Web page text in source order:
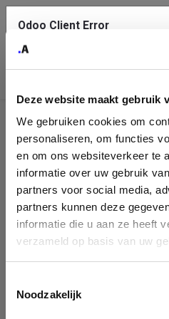
Deze website maakt gebruik
We gebruiken cookies om
personaliseren, om functies
en om ons websiteverkeer te
informatie over uw gebruik
partners voor social media,
partners kunnen deze
informatie die u aan ze heeft
verzameld op basis van uw
Noodzakelijk
Company
Identification
Please fill in your
You can search a company in our
enterprise ID. When a company is
form. If you don't find your
Odoo Client Error
service.
See details
Ok